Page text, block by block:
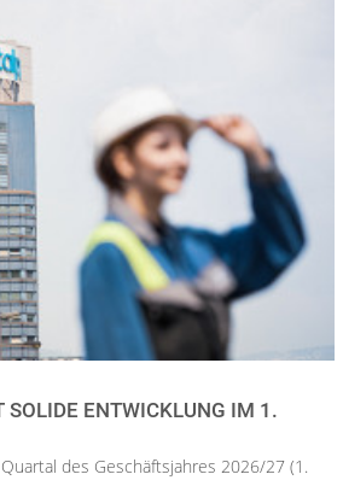
SOLIDE ENTWICKLUNG IM 1.
des Geschäftsjahres 2026/27 (1.